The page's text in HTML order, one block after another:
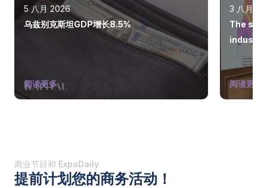
5 八月 2026
乌兹别克斯坦GDP增长8.5%
阅读更多
3 八月
The
industry
阅读更多
商业节目和 ExpoDaily
提前计划您的商务活动！